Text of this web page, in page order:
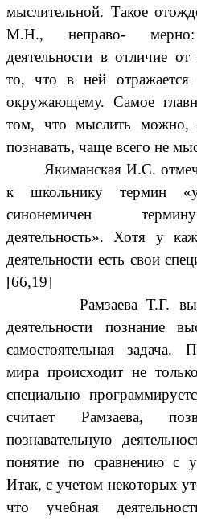
мыслительной. Такое
М.Н., неправо- мерно:
деятельности в отличие от
то, что в ней отражается
окружающему. Самое
том, что мыслить можно,
познавать, чаще всего не
Якиманская И.С.
к школьнику термин
синонемичен
деятельность». Хотя у
деятельности есть свои
[66,19]
Рамзаева Т.Г.
деятельности познание
самостоятельная задача.
мира происходит не
специально
считает Рамзаева,
познавательную
понятие по сравнению с
Итак, с учетом некоторых
что учебная